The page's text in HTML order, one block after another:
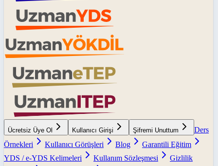
Ücretsiz Üye Ol Kullanıcı Girişi Şifremi Unuttum
Ders
Örnekleri
Kullanıcı Görüşleri Blog
Garantili Eğitim
YDS / e-YDS Kelimeleri
Kullanım Sözleşmesi
Gizlilik